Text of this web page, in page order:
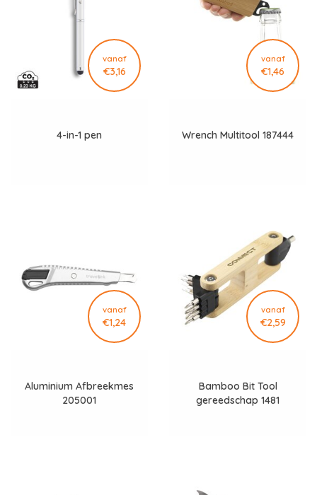
vanaf
€3,16
4-in-1 pen
vanaf
€1,46
Wrench Multitool 187444
vanaf
€1,24
Aluminium Afbreekmes
205001
vanaf
€2,59
Bamboo Bit Tool
gereedschap 1481